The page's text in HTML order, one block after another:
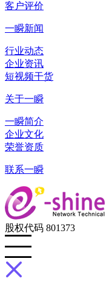
客户评价
一瞬新闻
行业动态
企业资讯
短视频干货
关于一瞬
一瞬简介
企业文化
荣誉资质
联系一瞬
股权代码 801373